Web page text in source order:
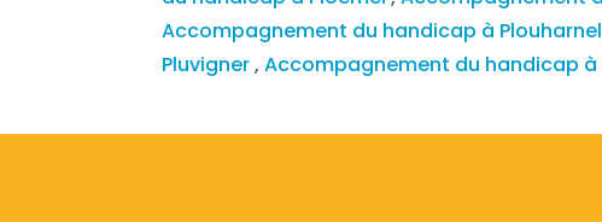
Accompagnement du handicap à
Pluvigner,Accompagnement du handicap